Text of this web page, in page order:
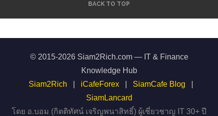
BACK TO TOP
© 2015-2026 Siam2Rich.com — IT & Finance
Knowledge Hub
Siam2Rich
iCafeForex SiamCafe Blog
SiamLancard
โดย อ.บอม (กิตติทัศน์ เจริญพนาสิทธิ์) ผู้เชี่ยวชาญ IT 30+ ปี